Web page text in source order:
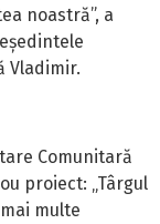
noastră”, a
Vladimir.
Comunitară
proiect: „Târgul
multe